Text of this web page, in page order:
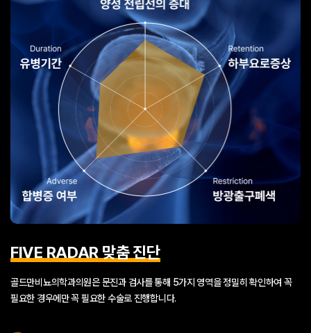
FIVE RADAR 맞춤 진단
골드만비뇨의학과의원은 문진과 검사를 통해 5가지 영역을정밀히 확인하여 꼭
필요한 경우에만 꼭 필요한 수술로 진행합니다.